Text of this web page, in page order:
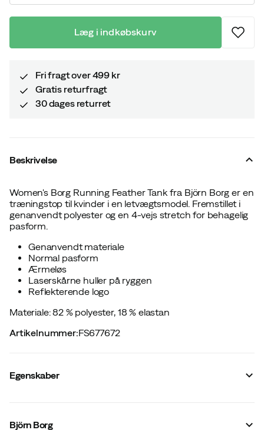
Læg i indkøbskurv
Fri fragt over 499 kr
Gratis returfragt
30 dages returret
Beskrivelse
Women's Borg Running Feather Tank fra Björn Borg er en
træningstop til kvinder i en letvægtsmodel. Fremstillet i
genanvendt polyester og en 4-vejs stretch for behagelig
pasform.
Genanvendt materiale
Normal pasform
Ærmeløs
Laserskårne huller på ryggen
Reflekterende logo
Materiale: 82 % polyester, 18 % elastan
Artikelnummer:FS677672
Egenskaber
Björn Borg